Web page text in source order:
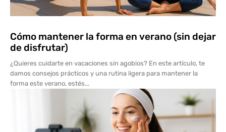
Cómo mantener la forma en verano (sin dejar
de disfrutar)
¿Quieres cuidarte en vacaciones sin agobios? En este artículo, te
damos consejos prácticos y una rutina ligera para mantener la
forma este verano, estés...